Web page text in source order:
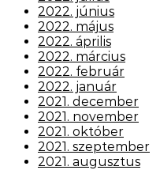
2022. június
2022. május
2022. április
2022. március
2022. február
2022. január
2021. december
2021. november
2021. október
2021. szeptember
2021. augusztus